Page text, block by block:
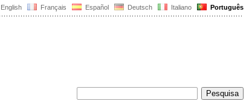
English Français Español Deutsch Italiano Português